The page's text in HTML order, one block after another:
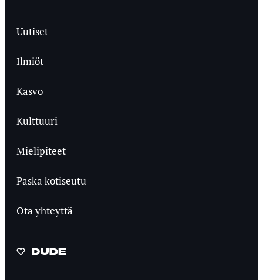
Uutiset
Ilmiöt
Kasvo
Kulttuuri
Mielipiteet
Paska kotiseutu
Ota yhteyttä